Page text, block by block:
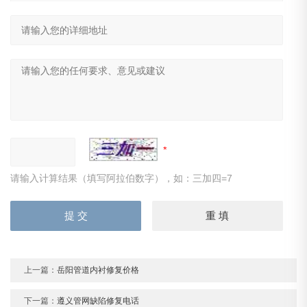
请输入计算结果（填写阿拉伯数字），如：三加四=7
上一篇：岳阳管道内衬修复价格
下一篇：遵义管网缺陷修复电话